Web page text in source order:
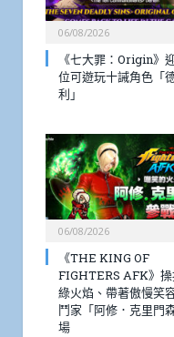
06/08/2026
《七大罪：Origin》
位可遊玩十誡角色「
利」
06/08/2026
《THE KING OF
FIGHTERS AFK》
綠火焰、帶著傲慢笑
鬥家「阿修．克里門
場